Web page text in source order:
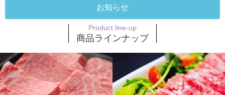
お知らせ
Product line-up
商品ラインナップ